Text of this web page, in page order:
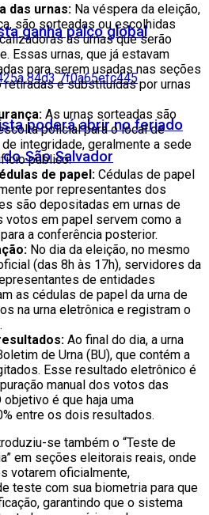
ganha palco global
poderá abrir no feriado
São Salvador
das urnas: Na véspera da eleição,
são sorteadas ou escolhidas
as urnas que serão
Essas urnas, que já estavam
para serem usadas nas seções
e substituídas por urnas
As urnas sorteadas são
policial para o local de
integridade, geralmente a sede
público.
de papel: Cédulas de papel
por representantes dos
são depositadas em urnas de
votos em papel servem como a
a conferência posterior.
No dia da eleição, no mesmo
(das 8h às 17h), servidores da
de entidades
as cédulas de papel da urna de
na urna eletrônica e registram o
Ao final do dia, a urna
de Urna (BU), que contém a
Esse resultado eletrônico é
manual dos votos das
é que haja uma
entre os dois resultados.
se também o “Teste de
em seções eleitorais reais, onde
votarem oficialmente,
teste com sua biometria para que
garantindo que o sistema